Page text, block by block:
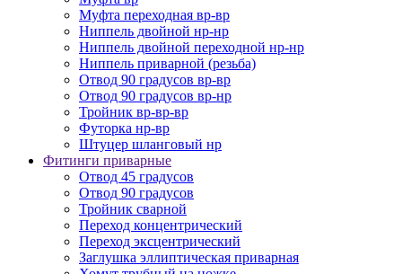
Муфта переходная вр-вр
Ниппель двойной нр-нр
Ниппель двойной переходной нр-нр
Ниппель приварной (резьба)
Отвод 90 градусов вр-вр
Отвод 90 градусов вр-нр
Тройник вр-вр-вр
Футорка нр-вр
Штуцер шланговый нр
Фитинги приварные
Отвод 45 градусов
Отвод 90 градусов
Тройник сварной
Переход концентрический
Переход эксцентрический
Заглушка эллиптическая приварная